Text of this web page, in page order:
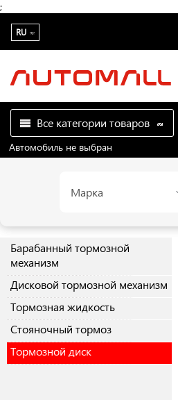
;
RU
Все категории товаров
Автомобиль не выбран
Марка
Барабанный тормозной
механизм
Дисковой тормозной механизм
Тормозная жидкость
Cтояночный тормоз
Тормозной диск